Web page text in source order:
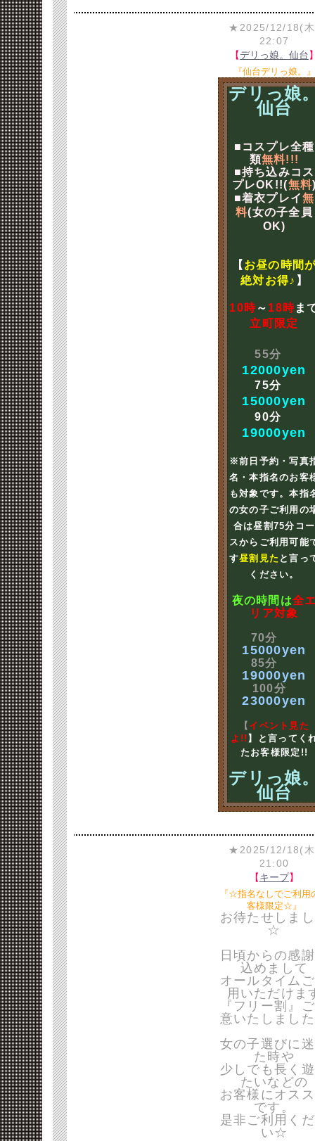
★2025/12/18(
22:07
【デリっ娘。仙台
『仙台デリっ娘。』
デリっ娘
仙台
■コスプレ全種
類無料!!!
■持ち込みコス
プレOK!!(無料
■着衣プレイ無
料(女の子全員
OK)
【 お昼の時間
絶対お得♪ 】
10時～ 18時ま
立町限定
55分
12000yen
75分
15000yen
90分
19000yen
※前日予約・写真
名・本指名のお客
も対象です。本指
の女の子ご利用の
合は昼割75分コー
スからご利用可能
す昼割見た と言っ
ください。
夜の時間は全
リア対象
70分
15000yen
85分
19000yen
100分
23000yen
【 イベント見た
よ!! 】と言ってく
たお客様限定!!
デリっ娘
仙台
★2025/12/18(
21:00
【キープ】
『☆指名なしでご利用
客様限定☆』
お待たせしま
☆
日頃からの感
込めまして
オールタイム
用いただけま
『フリー割』
意いたしまし
女の子選びに
た時や
少しでも長く
たいなどの
お客様にオス
です。
是非ご利用く
い☆